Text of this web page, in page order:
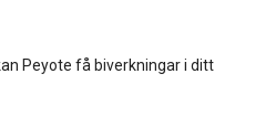
Peyote få biverkningar i ditt